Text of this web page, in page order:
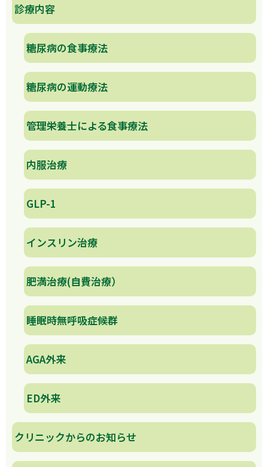
診療内容
糖尿病の食事療法
糖尿病の運動療法
管理栄養士による食事療法
内服治療
GLP-1
インスリン治療
肥満治療(自費治療）
睡眠時無呼吸症候群
AGA外来
ED外来
クリニックからのお知らせ